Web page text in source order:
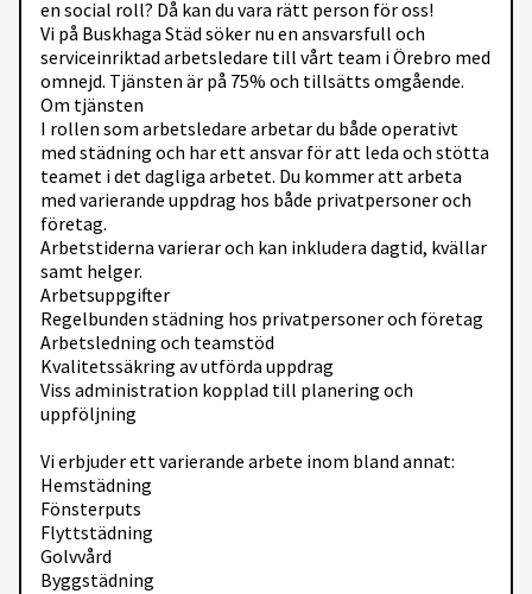
en social roll? Då kan du vara rätt person för oss!
Vi på Buskhaga Städ söker nu en ansvarsfull och
serviceinriktad arbetsledare till vårt team i Örebro med
omnejd. Tjänsten är på 75% och tillsätts omgående.
Om tjänsten
I rollen som arbetsledare arbetar du både operativt
med städning och har ett ansvar för att leda och stötta
teamet i det dagliga arbetet. Du kommer att arbeta
med varierande uppdrag hos både privatpersoner och
företag.
Arbetstiderna varierar och kan inkludera dagtid, kvällar
samt helger.
Arbetsuppgifter
Regelbunden städning hos privatpersoner och företag
Arbetsledning och teamstöd
Kvalitetssäkring av utförda uppdrag
Viss administration kopplad till planering och
uppföljning
Vi erbjuder ett varierande arbete inom bland annat:
Hemstädning
Fönsterputs
Flyttstädning
Golvvård
Byggstädning